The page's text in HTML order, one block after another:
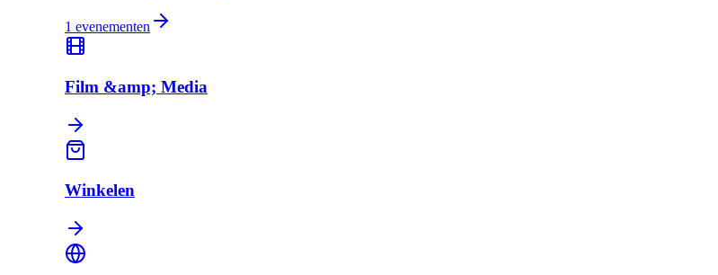
1 evenementen
Film &amp; Media
Winkelen